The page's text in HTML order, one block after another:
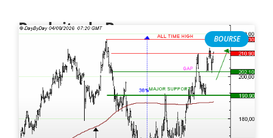
Produits de Bourse
BOURSE